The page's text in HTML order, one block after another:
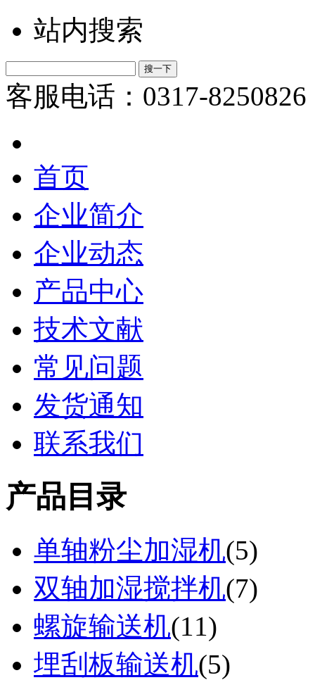
站内搜索
客服电话：0317-8250826
首页
企业简介
企业动态
产品中心
技术文献
常见问题
发货通知
联系我们
产品目录
单轴粉尘加湿机(5)
双轴加湿搅拌机(7)
螺旋输送机(11)
埋刮板输送机(5)